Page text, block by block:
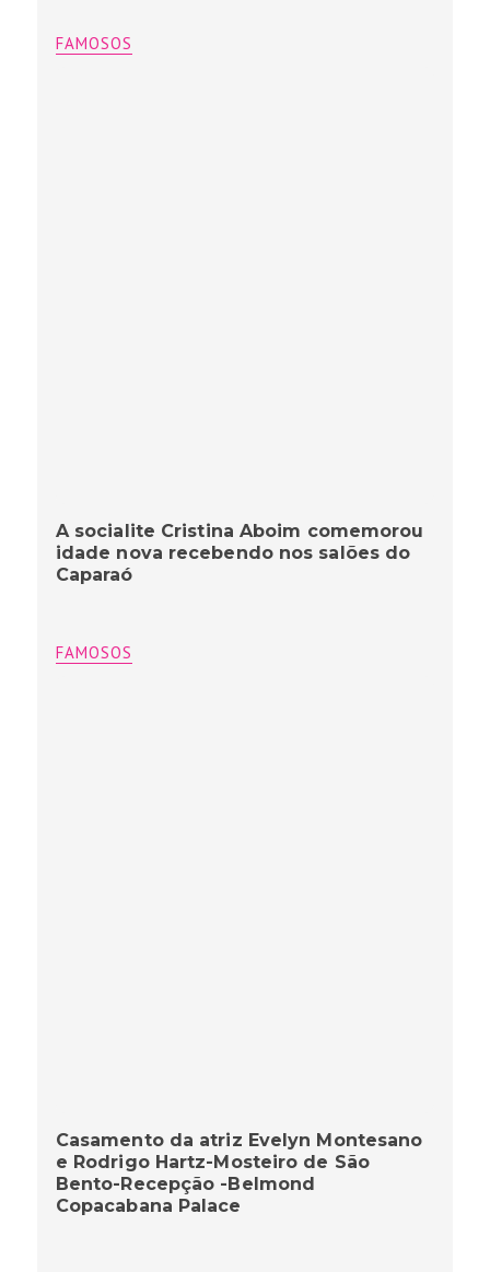
FAMOSOS
A socialite Cristina Aboim comemorou
idade nova recebendo nos salões do
Caparaó
FAMOSOS
Casamento da atriz Evelyn Montesano
e Rodrigo Hartz-Mosteiro de São
Bento-Recepção -Belmond
Copacabana Palace